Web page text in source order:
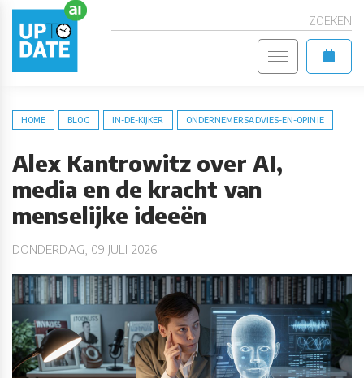
ZOEKEN
HOME BLOG IN-DE-KIJKER ONDERNEMERSADVIES-EN-OPINIE
Alex Kantrowitz over AI,
media en de kracht van
menselijke ideeën
DONDERDAG, 09 JULI 2026